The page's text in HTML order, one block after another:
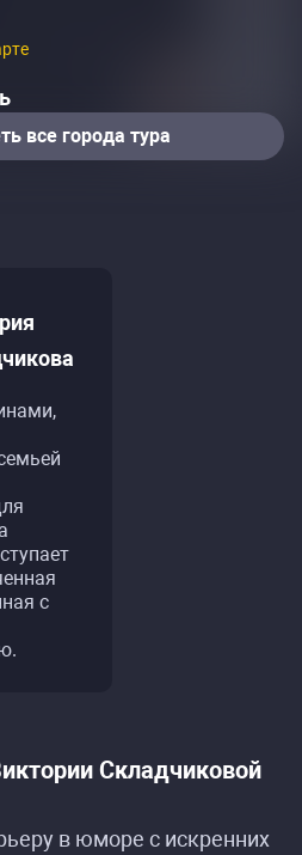
все города тура
с
Складчиковой
в юморе с искренних